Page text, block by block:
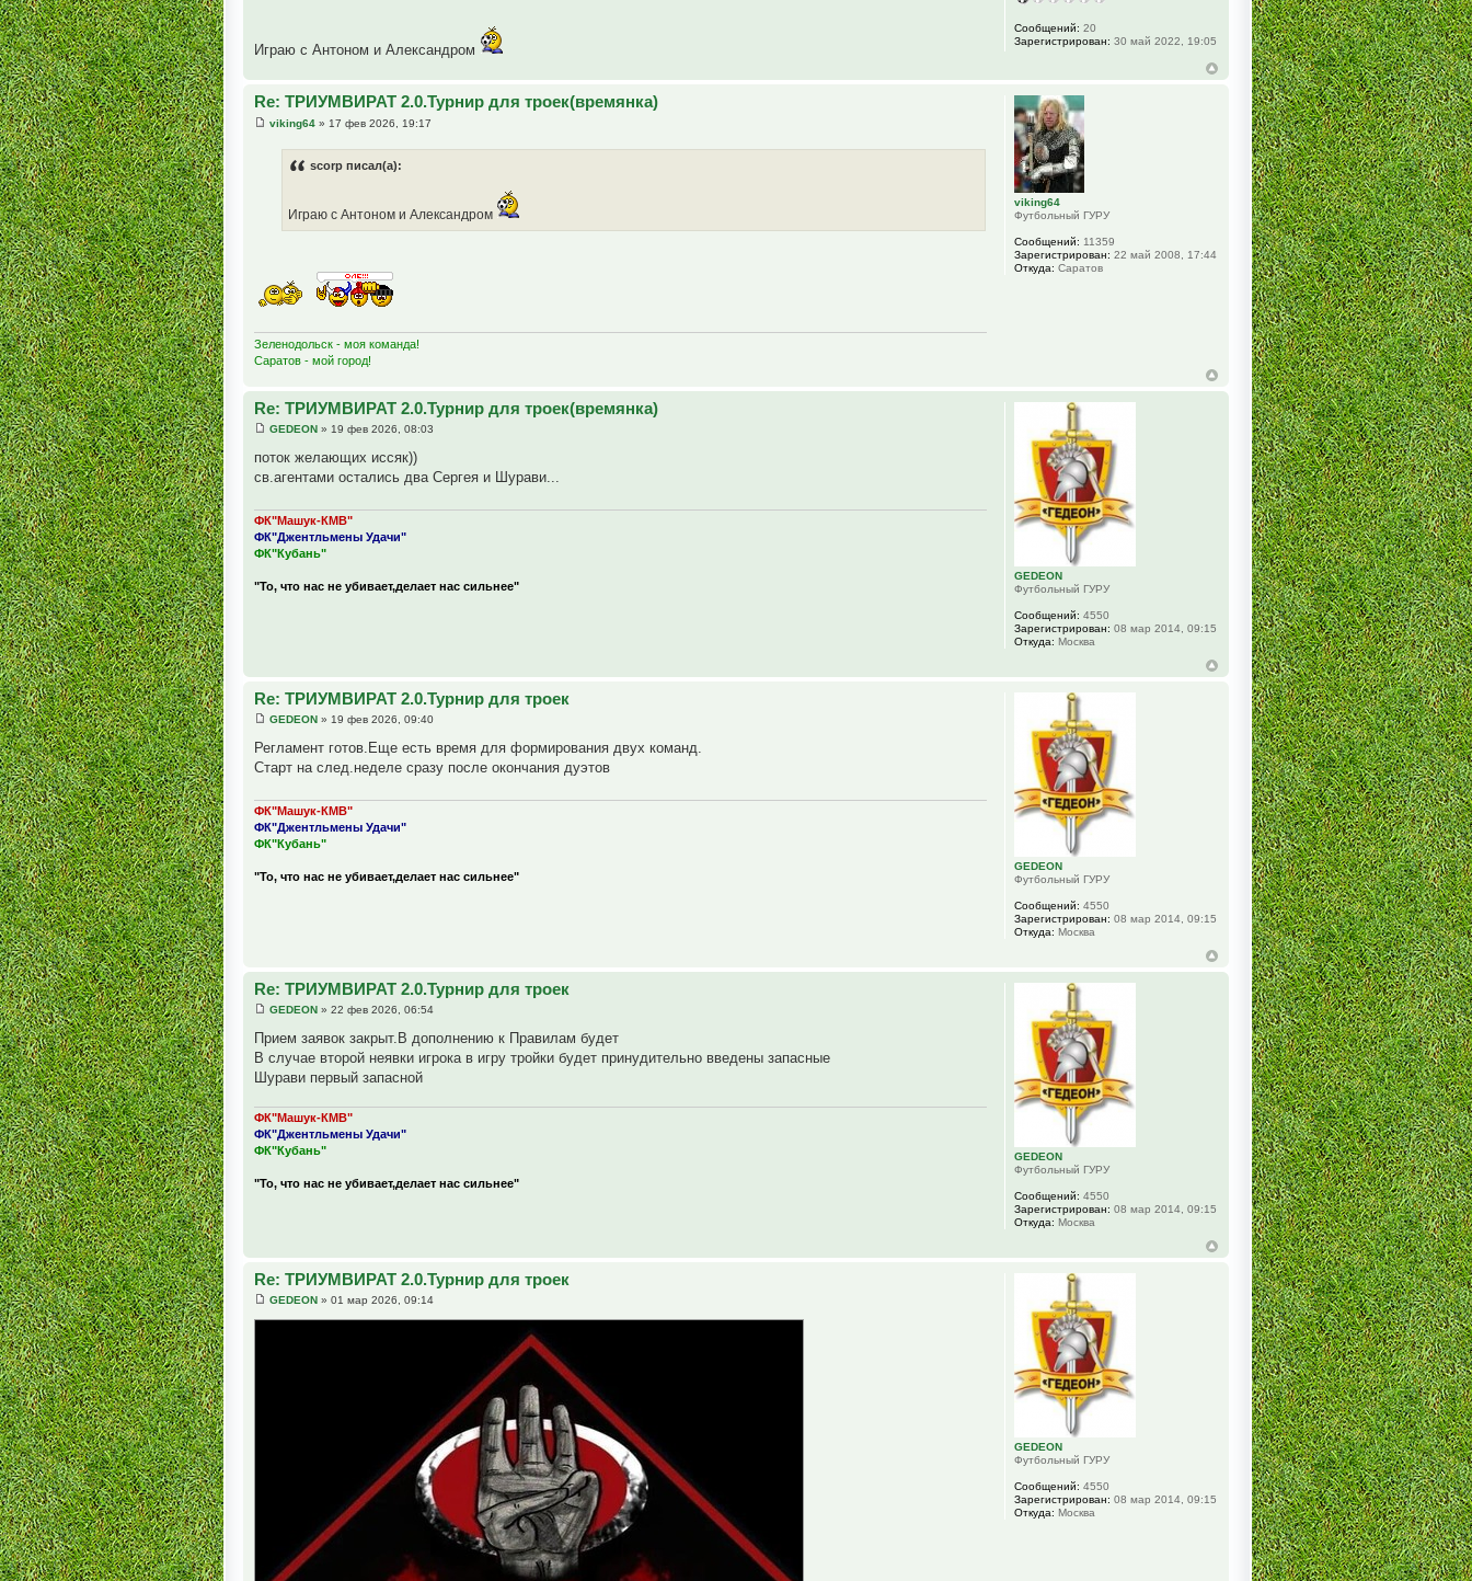
Играю с Антоном и Александром
Сообщений: 20
Зарегистрирован: 30 май 2022, 19:05
Re: ТРИУМВИРАТ 2.0.Турнир для троек(времянка)
viking64 » 17 фев 2026, 19:17
scorp писал(а):
Играю с Антоном и Александром
Зеленодольск - моя команда!
Саратов - мой город!
viking64
Футбольный ГУРУ
Сообщений: 11359
Зарегистрирован: 22 май 2008, 17:44
Откуда: Саратов
Re: ТРИУМВИРАТ 2.0.Турнир для троек(времянка)
GEDEON » 19 фев 2026, 08:03
поток желающих иссяк))
св.агентами остались два Сергея и Шурави...
ФК"Машук-КМВ"
ФК"Джентльмены Удачи"
ФК"Кубань"
"То, что нас не убивает,делает нас сильнее"
GEDEON
Футбольный ГУРУ
Сообщений: 4550
Зарегистрирован: 08 мар 2014, 09:15
Откуда: Москва
Re: ТРИУМВИРАТ 2.0.Турнир для троек
GEDEON » 19 фев 2026, 09:40
Регламент готов.Еще есть время для формирования двух команд.
Старт на след.неделе сразу после окончания дуэтов
ФК"Машук-КМВ"
ФК"Джентльмены Удачи"
ФК"Кубань"
"То, что нас не убивает,делает нас сильнее"
GEDEON
Футбольный ГУРУ
Сообщений: 4550
Зарегистрирован: 08 мар 2014, 09:15
Откуда: Москва
Re: ТРИУМВИРАТ 2.0.Турнир для троек
GEDEON » 22 фев 2026, 06:54
Прием заявок закрыт.В дополнению к Правилам будет
В случае второй неявки игрока в игру тройки будет принудительно введены запасные
Шурави первый запасной
ФК"Машук-КМВ"
ФК"Джентльмены Удачи"
ФК"Кубань"
"То, что нас не убивает,делает нас сильнее"
GEDEON
Футбольный ГУРУ
Сообщений: 4550
Зарегистрирован: 08 мар 2014, 09:15
Откуда: Москва
Re: ТРИУМВИРАТ 2.0.Турнир для троек
GEDEON » 01 мар 2026, 09:14
GEDEON
Футбольный ГУРУ
Сообщений: 4550
Зарегистрирован: 08 мар 2014, 09:15
Откуда: Москва